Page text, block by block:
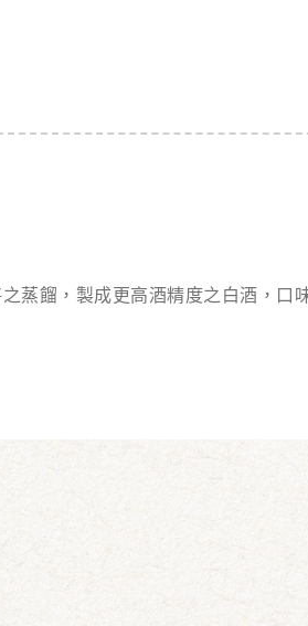
蒸餾，製成更高酒精度之白酒，口